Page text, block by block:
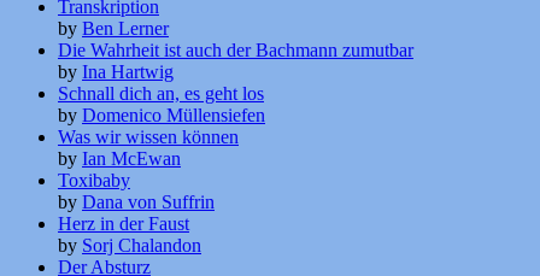
Transkription
by Ben Lerner
Die Wahrheit ist auch der Bachmann zumutbar
by Ina Hartwig
Schnall dich an, es geht los
by Domenico Müllensiefen
Was wir wissen können
by Ian McEwan
Toxibaby
by Dana von Suffrin
Herz in der Faust
by Sorj Chalandon
Der Absturz